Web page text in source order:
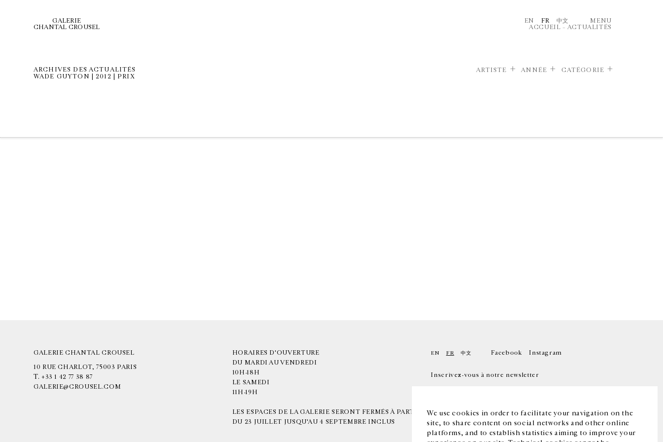
We use cookies in order to facilitate your navigation on the
site, to share content on social networks and other online
platforms, and to establish statistics aiming to improve your
GALERIE
CHANTAL CROUSEL
EN FR 中文
MENU
ACCUEIL – ACTUALITÉS
ARCHIVES DES ACTUALITÉS
WADE GUYTON | 2012 | PRIX
ARTISTE ANNÉE CATÉGORIE
GALERIE CHANTAL CROUSEL
10 RUE CHARLOT, 75003 PARIS
T. +33 1 42 77 38 87
GALERIE@CROUSEL.COM
HORAIRES D'OUVERTURE
DU MARDI AU VENDREDI
10H-18H
LE SAMEDI
11H-19H
LES ESPACES DE LA GALERIE SERONT FERMÉS À PARTIR
DU 23 JUILLET JUSQU'AU 4 SEPTEMBRE INCLUS
EN FR 中文 Facebook Instagram
Inscrivez-vous à notre newsletter